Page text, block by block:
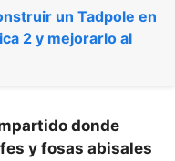
un Tadpole en
2 y mejorarlo al
donde
y fosas abisales